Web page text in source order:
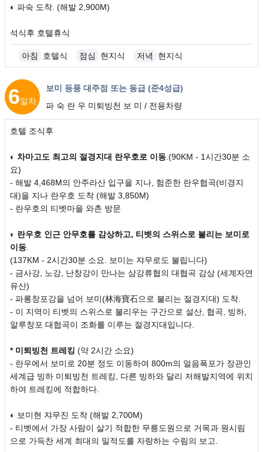
◐ 파숙 도착. (해발 2,900M)
석식후 호텔휴식
아침 호텔식 점심 현지식 저녁 현지식
6일차
보미 등풍 대주점 또는 동급 (준4성급)
파 숙 란 우 미퇴빙천 보 미 / 전용차량
호텔 조식후
◐ 차마고도 최고의 절경지대 란우호로 이동 .(90KM - 1시간30분 소
요)
- 해발 4,468M의 안주라산 입구을 지나, 험준한 란우협곡(비경지
대)을 지나 란우호 도착 (해발 3,850M)
- 란우호의 티벳마을 와촌 방문
◐ 란우호 인근 안무호를 감상하고, 티벳의 스위스로 불리는 보미로
이동
(137KM - 2시간30분 소요. 보미는 쟈무로도 불립니다)
- 금사강, 노강, 난창강이 만나는 삼강류협의 대협곡 감상 (세계자연
유산)
- 파롱창포강을 넘어 보미(林海寶石으로 불리는 절경지대) 도착.
- 이 지역이 티벳의 스위스로 불리우는 구간으로 설산, 협곡, 빙하,
알루창포 대협곡이 조화를 이루는 절경지대입니다.
* 미퇴빙천 트레킹 (약 2시간 소요)
- 란우에서 보미로 20분 정도 이동하여 800m의 얼음폭포가 장관인
세계급 빙하 미퇴빙천 트레킹, 다른 빙하와 달리 저해발지역에 위치
하여 트레킹에 적합하다.
◐ 보미현 쟈무진 도착 (해발 2,700M)
- 티벳에서 가장 사람이 살기 적합한 무릉도원으로 거목과 원시림
으로 가득찬 세계 최대의 밀적도를 자랑하는 수림의 보고.